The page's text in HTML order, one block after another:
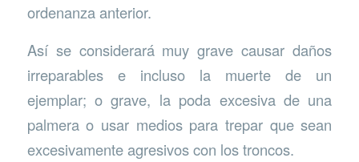
ordenanza anterior.
Así se considerará muy grave causar daños
irreparables e incluso la muerte de un
ejemplar; o grave, la poda excesiva de una
palmera o usar medios para trepar que sean
excesivamente agresivos con los troncos.